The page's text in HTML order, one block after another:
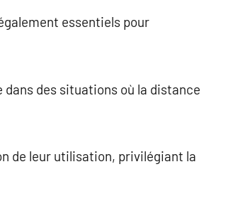
essentiels pour
des situations où la distance
de leur utilisation, privilégiant la